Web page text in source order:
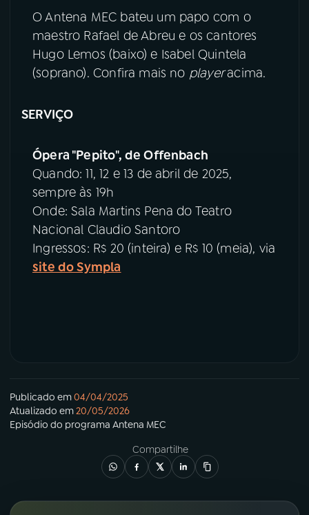
O Antena MEC bateu um papo com o
maestro Rafael de Abreu e os cantores
Hugo Lemos (baixo) e Isabel Quintela
(soprano). Confira mais no playeracima.
SERVIÇO
Ópera "Pepito", de Offenbach
Quando: 11, 12 e 13 de abril de 2025,
sempre às 19h
Onde: Sala Martins Pena do Teatro
Nacional Claudio Santoro
Ingressos: R$ 20 (inteira) e R$ 10 (meia), via
site do Sympla
Publicado em04/04/2025
Atualizado em20/05/2026
Episódio do programa Antena MEC
Compartilhe